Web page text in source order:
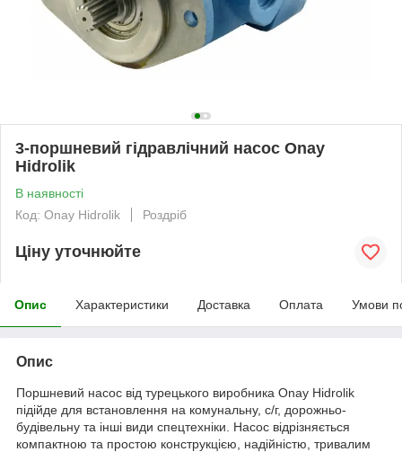
3-поршневий гідравлічний насос Onay
Hidrolik
В наявності
Код: Onay Hidrolik
Роздріб
Ціну уточнюйте
Опис Характеристики Доставка Оплата Умови
Опис
Поршневий насос від турецького виробника Onay Hidrolik
підійде для встановлення на комунальну, с/г, дорожньо-
будівельну та інші види спецтехніки. Насос відрізняється
компактною та простою конструкцією, надійністю, тривалим